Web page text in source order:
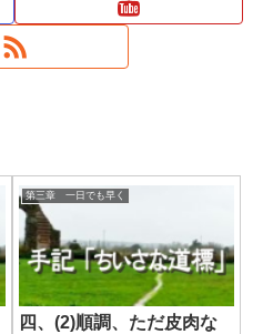
第三章 一日でも早く
四、(2)順調、ただ皮肉な